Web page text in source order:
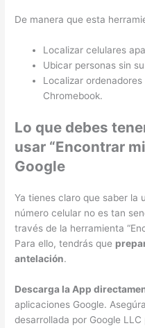
De manera que esta
Localizar celulares
Ubicar personas sin
Localizar
Chromebook.
Lo que debes
usar “Encontrar
Google
Ya tienes claro que saber la
número celular no es tan
través de la herramienta
Para ello, tendrás que
antelación.
Descarga la App
aplicaciones Google.
desarrollada por Google